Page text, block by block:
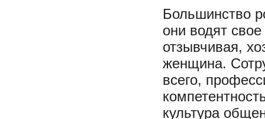
Большинство
они водят
отзывчивая,
женщина.
всего,
культура